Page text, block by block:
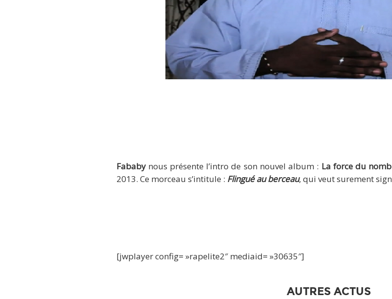
Fababynous présente l’intro de son nouvel album : La force du
2013. Ce morceau s’intitule : Flingué au berceau, qui veut surement
[jwplayer config= »rapelite2″ mediaid= »30635″]
AUTRES ACTUS